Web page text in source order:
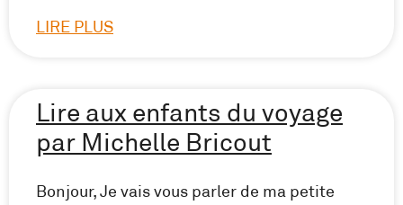
LIRE PLUS
Lire aux enfants du voyage
par Michelle Bricout
Bonjour, Je vais vous parler de ma petite